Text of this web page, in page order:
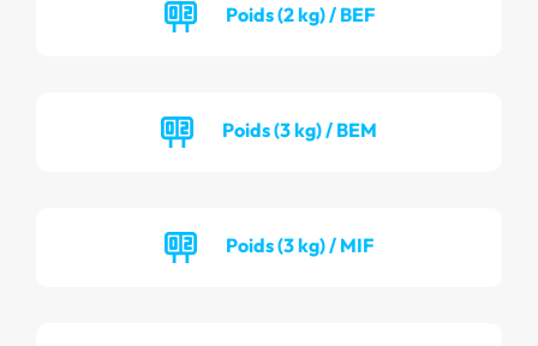
Poids (2 kg) / BEF
Poids (3 kg) / BEM
Poids (3 kg) / MIF